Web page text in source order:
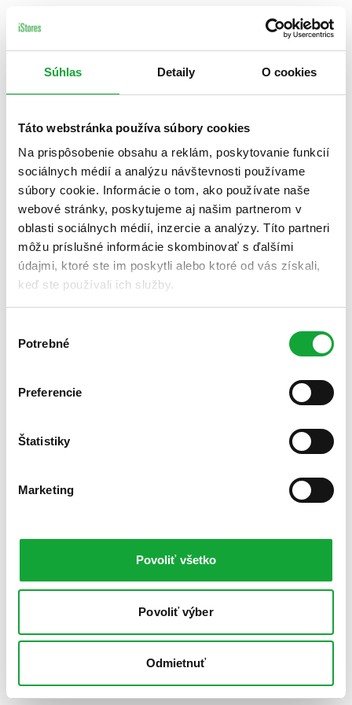
Súhlas Detaily O cookies
Táto webstránka používa súbory cookies
Na prispôsobenie obsahu a reklám, poskytovanie funkcií
sociálnych médií a analýzu návštevnosti používame
súbory cookie. Informácie o tom, ako používate naše
webové stránky, poskytujeme aj našim partnerom v
oblasti sociálnych médií, inzercie a analýzy. Títo partneri
môžu príslušné informácie skombinovať s ďalšími
údajmi, ktoré ste im poskytli alebo ktoré od vás získali,
keď ste používali ich služby.
súhlasu
Potrebné
Preferencie
Štatistiky
Marketing
Povoliť všetko
Povoliť výber
Odmietnuť